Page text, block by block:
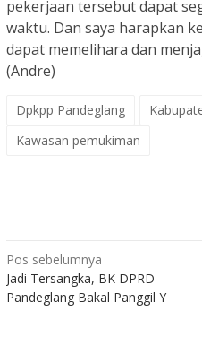
pekerjaan tersebut dapat
waktu. Dan saya harapkan
dapat memelihara dan
(Andre)
Dpkpp Pandeglang
Kawasan pemukiman
Navigasi
pos
Pos sebelumnya
Jadi Tersangka, BK DPRD
Pandeglang Bakal Panggil Y